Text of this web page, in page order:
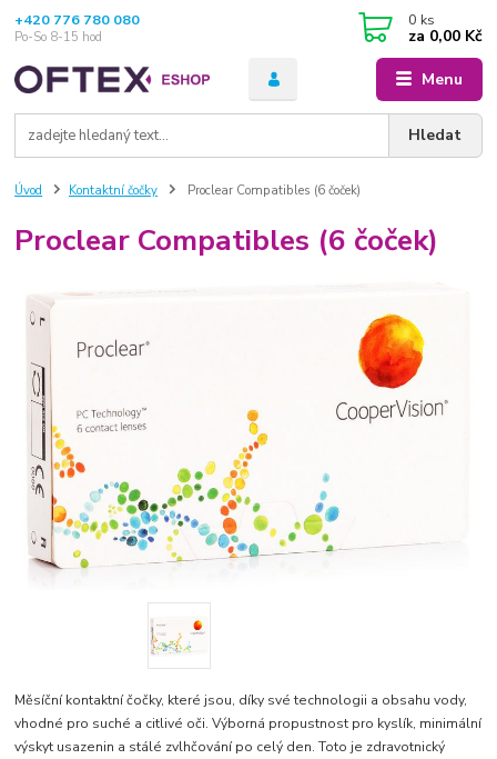
Menu
Hledat
+420 776 780 080
Po-So 8-15 hod
0 ks
za 0,00 Kč
Úvod Kontaktní čočky Proclear Compatibles (6 čoček)
Proclear Compatibles (6 čoček)
Měsíční kontaktní čočky, které jsou, díky své technologii a obsahu vody,
vhodné pro suché a citlivé oči. Výborná propustnost pro kyslík, minimální
výskyt usazenin a stálé zvlhčování po celý den. Toto je zdravotnický